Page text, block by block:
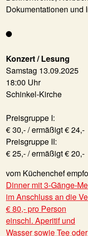
Konzert / Lesung
Samstag 13.09.2025
18:00 Uhr
Schinkel-Kirche
Preisgruppe I:
€ 30,- / ermäßigt € 24,-
Preisgruppe II:
€ 25,- / ermäßigt € 20,-
vom Küchenchef
Dinner mit 3-Gänge-
im Anschluss an die
€ 80,- pro Person
einschl. Aperitif und
Wasser sowie Tee
Dokumentationen und